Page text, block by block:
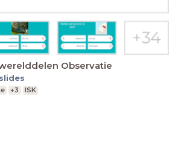
Observatie
slides
+3 ISK